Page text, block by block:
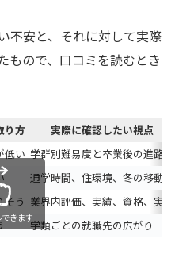
不安と、それに対して実際
もので、口コミを読むとき
り方
実際に確認したい視点
低い 学群別難易度と卒業後の進路
通学時間、住環境、冬の移動
そう 業界内評価、実績、資格、実習
学類ごとの就職先の広がり
きます